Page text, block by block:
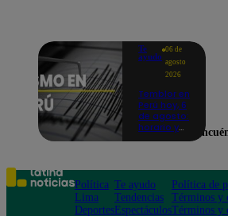
Te
ayudo
06 de
agosto
2026
Temblor en
Perú hoy, 6
de agosto:
horario y
según IGP
Política
Lima
Deportes
Te ayudo
Tendencias
Espectáculos
Política de
Términos y
Términos y